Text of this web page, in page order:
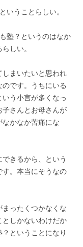
いうことらしい。
塾？というのはなか
しい。
まいたいと思われ
です。うちにいる
う小言が多くなっ
さんとお母さんが
かなか苦痛にな
きるから、という
。本当にそうなの
ったくつかなくな
しかないわけだか
ということになり